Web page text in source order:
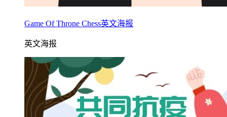
Game Of Throne Chess英文海报
英文海报